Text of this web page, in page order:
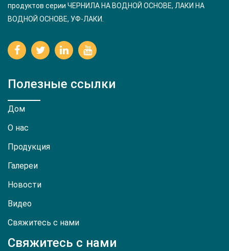
продуктов серии ЧЕРНИЛА НА ВОДНОЙ ОСНОВЕ, ЛАКИ НА
ВОДНОЙ ОСНОВЕ, УФ-ЛАКИ.
Полезные ссылки
Дом
О нас
Продукция
Галереи
Новости
Видео
Свяжитесь с нами
Свяжитесь с нами